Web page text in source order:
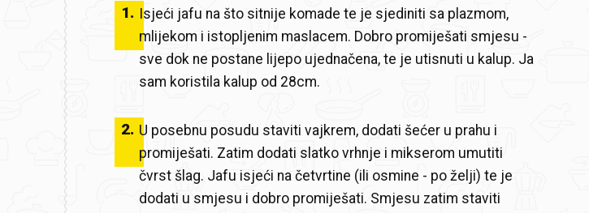
1. Isjeći jafu na što sitnije komade te je sjediniti sa plazmom,
mlijekom i istopljenim maslacem. Dobro promiješati smjesu -
sve dok ne postane lijepo ujednačena, te je utisnuti u kalup. Ja
sam koristila kalup od 28cm.
2. U posebnu posudu staviti vajkrem, dodati šećer u prahu i
promiješati. Zatim dodati slatko vrhnje i mikserom umutiti
čvrst šlag. Jafu isjeći na četvrtine (ili osmine - po želji) te je
dodati u smjesu i dobro promiješati. Smjesu zatim staviti